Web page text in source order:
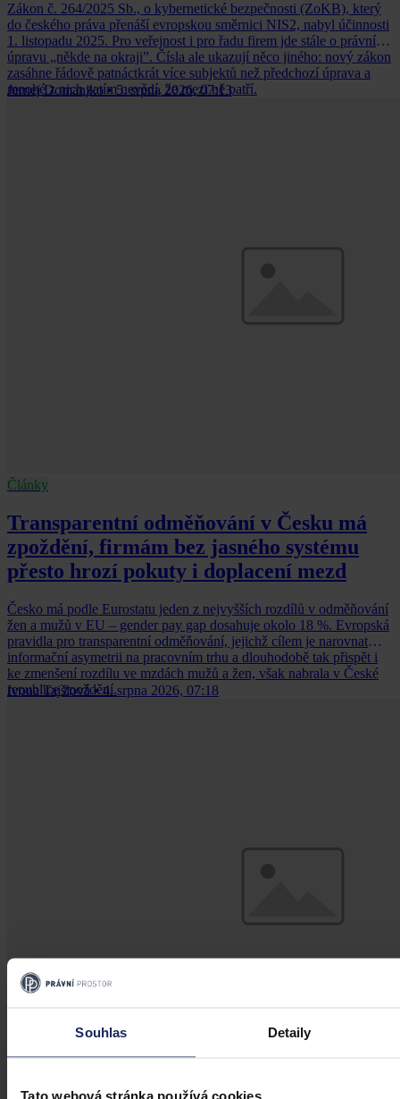
Souhlas Detaily
Tato webová stránka používá cookies
Zákon č. 264/2025 Sb., o kybernetické bezpečnosti (ZoKB), který
do českého práva přenáší evropskou směrnici NIS2, nabyl účinnosti
1. listopadu 2025. Pro veřejnost i pro řadu firem jde stále o právní
úpravu „někde na okraji”. Čísla ale ukazují něco jiného: nový zákon
zasáhne řádově patnáctkrát více subjektů než předchozí úprava a
mnohé z nich zatím nevědí, že mezi ně patří.
Jernej Domanjko • 5. srpna 2026, 07:13
Články
Transparentní odměňování v Česku má
zpoždění, firmám bez jasného systému
přesto hrozí pokuty i doplacení mezd
Česko má podle Eurostatu jeden z nejvyšších rozdílů v odměňování
žen a mužů v EU – gender pay gap dosahuje okolo 18 %. Evropská
pravidla pro transparentní odměňování, jejichž cílem je narovnat
informační asymetrii na pracovním trhu a dlouhodobě tak přispět i
ke zmenšení rozdílu ve mzdách mužů a žen, však nabrala v České
republice zpoždění.
Ivona Tajšlová • 4. srpna 2026, 07:18